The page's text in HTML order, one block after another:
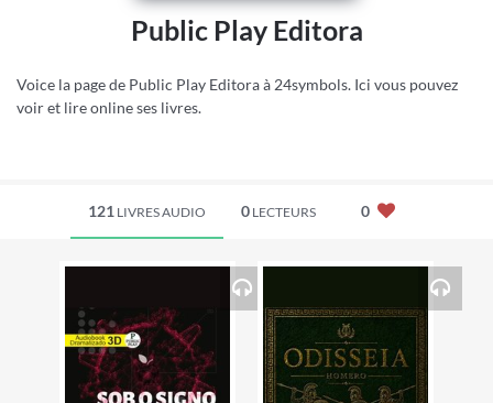
Public Play Editora
Voice la page de Public Play Editora à 24symbols. Ici vous pouvez
voir et lire online ses livres.
121LIVRES AUDIO 0LECTEURS 0